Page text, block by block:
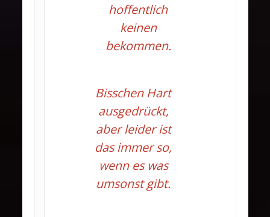
hoffentlich
keinen
bekommen.
Bisschen Hart
ausgedrückt,
aber leider ist
das immer so,
wenn es was
umsonst gibt.